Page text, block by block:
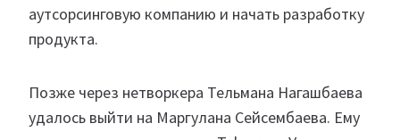
аутсорсинговую компанию и начать разработку
продукта.
Позже через нетворкера Тельмана Нагашбаева
удалось выйти на Маргулана Сейсембаева. Ему